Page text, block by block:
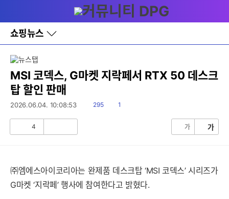
와
홈
쇼핑뉴스
바
로
레
이
어
창
토
MSI 코덱스, G마켓 지락페서 RTX 50 데스크
탑 할인 판매
2026.06.04. 10:08:53
읽
295
댓1
4 가 가
㈜엠에스아이코리아는 완제품 데스크탑 ‘MSI 코덱스’ 시리즈가
G마켓 ‘지락페’ 행사에 참여한다고 밝혔다.